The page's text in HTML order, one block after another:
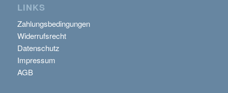
LINKS
Zahlungsbedingungen
Widerrufsrecht
Datenschutz
Impressum
AGB